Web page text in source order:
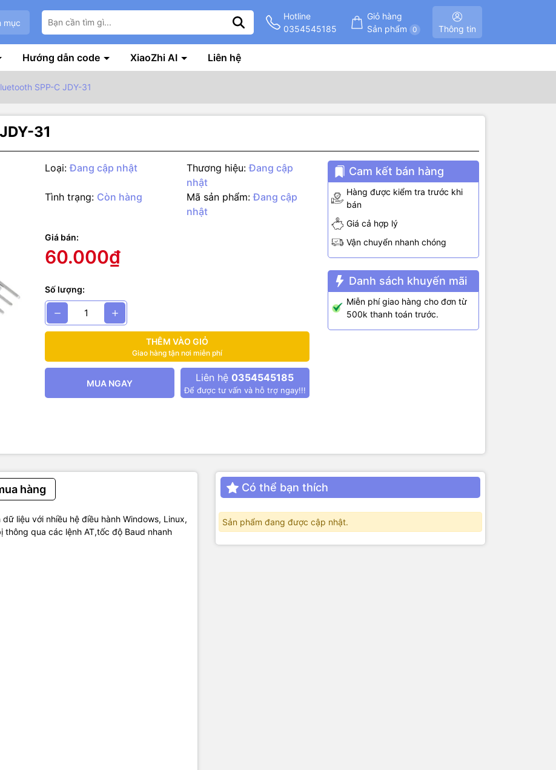
mục
Hotline
0354545185
Giỏ hàng
Sản phẩm
0 Thông tin
Hướng dẫn code XiaoZhi AI Liên hệ
SPP-C JDY-31
31
Loại: Đang cập nhật Thương hiệu: Đang cập
nhật
Tình trạng: Còn hàng Mã sản phẩm: Đang cập
nhật
Giá bán:
60.000₫
Số lượng:
THÊM VÀO GIỎ
Giao hàng tận nơi miễn phí
MUA NGAY Liên hệ 0354545185
Để được tư vấn và hỗ trợ ngay!!!
Cam kết bán hàng
Hàng được kiểm tra trước khi
bán
Giá cả hợp lý
Vận chuyển nhanh chóng
Danh sách khuyến mãi
Miễn phí giao hàng cho đơn từ
500k thanh toán trước.
hàng
liệu với nhiều hệ điều hành Windows, Linux,
qua các lệnh AT,tốc độ Baud nhanh
Có thể bạn thích
Sản phẩm đang được cập nhật.
Bluetooth SPP-C JDY-31 hỗ trợ truyền dữ liệu với nhiều hệ điều hành Windows,
Hỗ trợ người dùng sửa đổi tên thiết bị thông qua các lệnh AT,tốc độ Baud
và thuận tiện sử dụng linh hoạt.
kỹ thuật :
: bluetooth 3.0
hoạt động : 3.6~6VDC
làm việc : 2.4Ghz